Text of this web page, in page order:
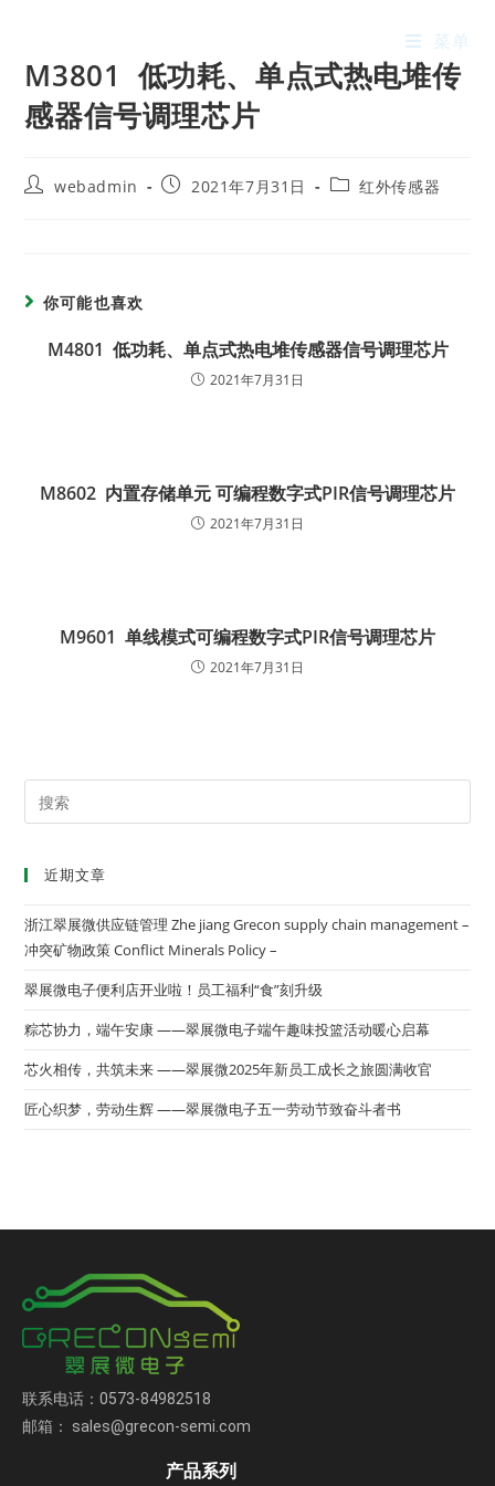
菜单
M3801 低功耗、单点式热电堆传
感器信号调理芯片
webadmin 2021年7月31日 红外传感器
你可能也喜欢
M4801 低功耗、单点式热电堆传感器信号调理芯片
2021年7月31日
M8602 内置存储单元 可编程数字式PIR信号调理芯片
2021年7月31日
M9601 单线模式可编程数字式PIR信号调理芯片
2021年7月31日
近期文章
浙江翠展微供应链管理 Zhe jiang Grecon supply chain management –
冲突矿物政策 Conflict Minerals Policy –
翠展微电子便利店开业啦！员工福利“食”刻升级
粽芯协力，端午安康 ——翠展微电子端午趣味投篮活动暖心启幕
芯火相传，共筑未来 ——翠展微2025年新员工成长之旅圆满收官
匠心织梦，劳动生辉 ——翠展微电子五一劳动节致奋斗者书
联系电话：0573-84982518
邮箱： sales@grecon-semi.com
产品系列